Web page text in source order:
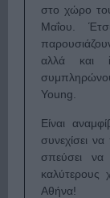
στο χώρο
Μαΐου.
αλλά και
Young.
Είναι
συνεχίσει
σπεύσει
καλύτερους
Αθήνα!